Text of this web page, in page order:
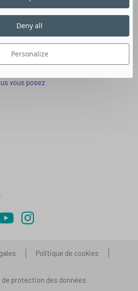
vous posez
Politique de cookies
de protection des données
Personalize
Deny all